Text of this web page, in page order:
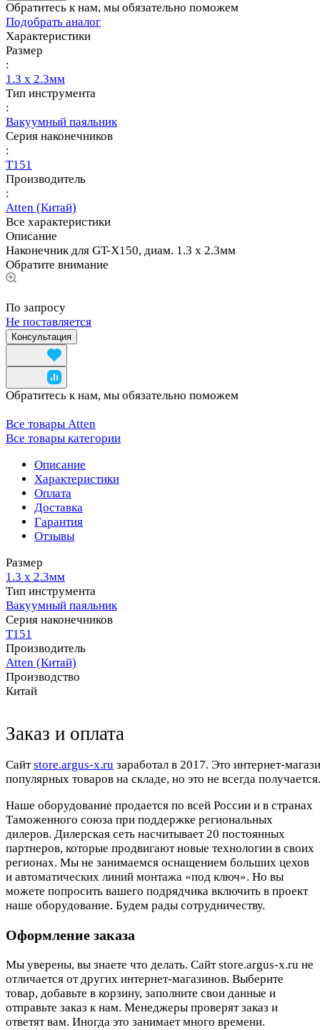
Обратитесь к нам, мы обязательно поможем
Подобрать аналог
Характеристики
Размер
:
1.3 х 2.3мм
Тип инструмента
:
Вакуумный паяльник
Серия наконечников
:
T151
Производитель
:
Atten (Китай)
Все характеристики
Описание
Наконечник для GT-X150, диам. 1.3 х 2.3мм
Обратите внимание
По запросу
Не поставляется
Консультация
Обратитесь к нам, мы обязательно поможем
Все товары Atten
Все товары категории
Описание
Характеристики
Оплата
Доставка
Гарантия
Отзывы
Размер
1.3 х 2.3мм
Тип инструмента
Вакуумный паяльник
Серия наконечников
T151
Производитель
Atten (Китай)
Производство
Китай
Заказ и оплата
Cайтstore.argus-x.ru заработал в 2017. Это интернет-
популярных товаров на складе, но это не всегда
Наше оборудование продается по всей России и в странах
Таможенного союза при поддержке региональных
дилеров. Дилерская сеть насчитывает 20 постоянных
партнеров, которые продвигают новые технологии в своих
регионах. Мы не занимаемся оснащением больших цехов
и автоматических линий монтажа «под ключ». Но вы
можете попросить вашего подрядчика включить в проект
наше оборудование. Будем рады сотрудничеству.
Оформление заказа
Мы уверены, вы знаете что делать. Сайт store.argus-x.ru не
отличается от других интернет-магазинов. Выберите
товар, добавьте в корзину, заполните свои данные и
отправьте заказ к нам. Менеджеры проверят заказ и
ответят вам. Иногда это занимает много времени.